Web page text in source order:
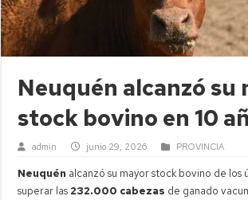
Neuquén alcanzó su
stock bovino en 10
admin junio 29, 2026 PROVINCIA
Neuquén alcanzó su mayor stock bovino de los
superar las 232.000 cabezas de ganado